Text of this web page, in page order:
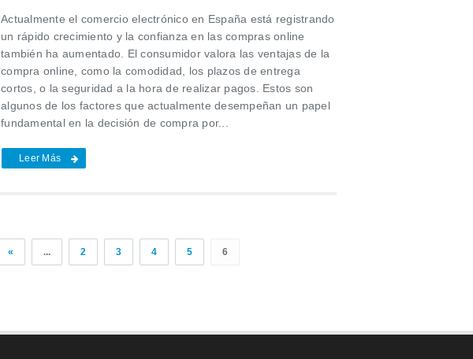
Actualmente el comercio electrónico en España está registrando
un rápido crecimiento y la confianza en las compras online
también ha aumentado. El consumidor valora las ventajas de la
compra online, como la comodidad, los plazos de entrega
cortos, o la seguridad a la hora de realizar pagos. Estos son
algunos de los factores que actualmente desempeñan un papel
fundamental en la decisión de compra por...
Leer Más
« ... 2 3 4 5 6